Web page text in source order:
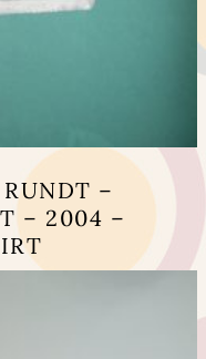
–
– 2004 –